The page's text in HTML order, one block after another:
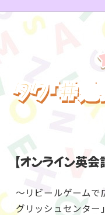
タグ『#
【オンライン英会
～リビールゲーム
グリッシュセンター